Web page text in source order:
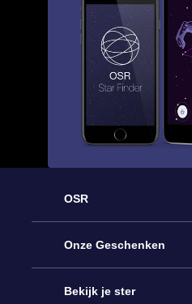
OSR
Service
Contact
Onze Geschenken
Online Star Gift
Bekijk je ster